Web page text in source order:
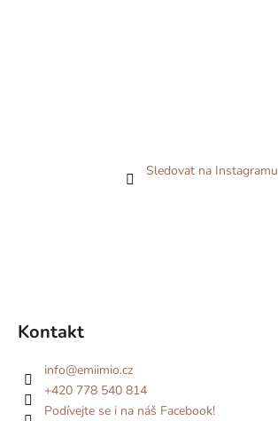
Sledovat na Instagramu
Kontakt
info@emiimio.cz
+420 778 540 814
Podívejte se i na náš Facebook!